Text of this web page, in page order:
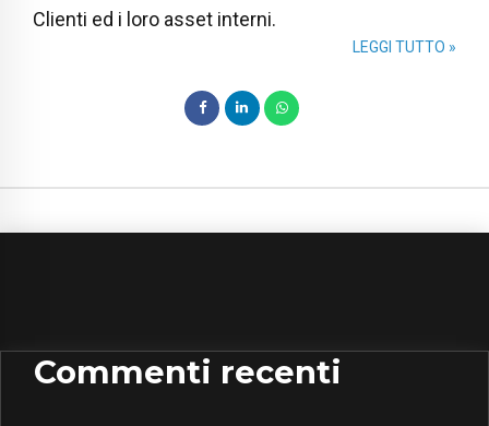
Clienti ed i loro asset interni.
LEGGI TUTTO »
Commenti recenti